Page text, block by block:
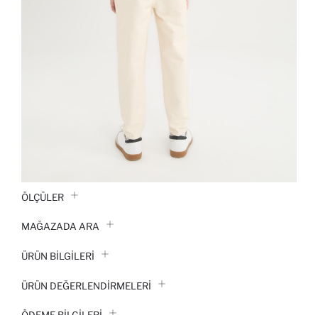
ÖLÇÜLER
MAĞAZADA ARA
ÜRÜN BILGILERI
ÜRÜN DEĞERLENDİRMELERİ